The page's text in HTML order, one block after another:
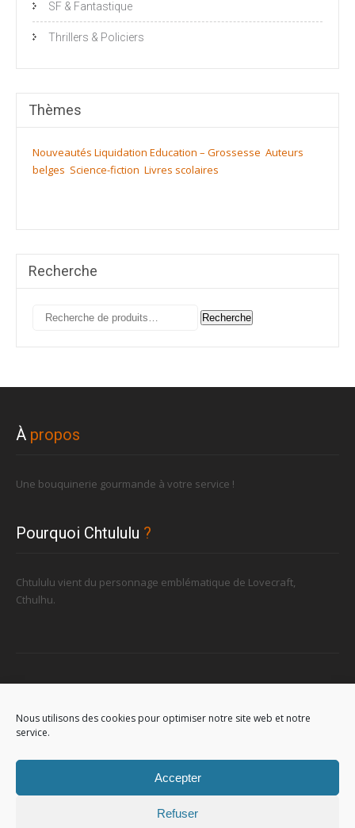
Nous utilisons des cookies pour optimiser notre site web et notre
service.
Accepter
Refuser
SF & Fantastique
Thrillers & Policiers
Thèmes
Nouveautés Liquidation Education – Grossesse Auteurs
belges Science-fiction Livres scolaires
Recherche
Recherche
Recherche
À propos
Une bouquinerie gourmande à votre service !
Pourquoi Chtululu ?
Chtululu vient du personnage emblématique de Lovecraft,
Cthulhu.